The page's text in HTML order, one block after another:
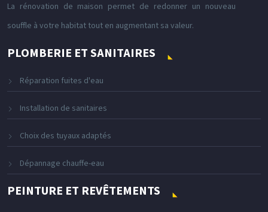
La rénovation de maison permet de redonner un nouveau
souffle à votre habitat tout en augmentant sa valeur.
PLOMBERIE ET SANITAIRES
Réparation fuites d'eau
Installation de sanitaires
Choix des tuyaux adaptés
Dépannage chauffe-eau
PEINTURE ET REVÊTEMENTS